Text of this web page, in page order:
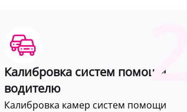
2
Калибровка систем помощи
водителю
Калибровка камер систем помощи